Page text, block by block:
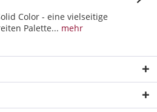
Color - eine vielseitige
Palette... mehr